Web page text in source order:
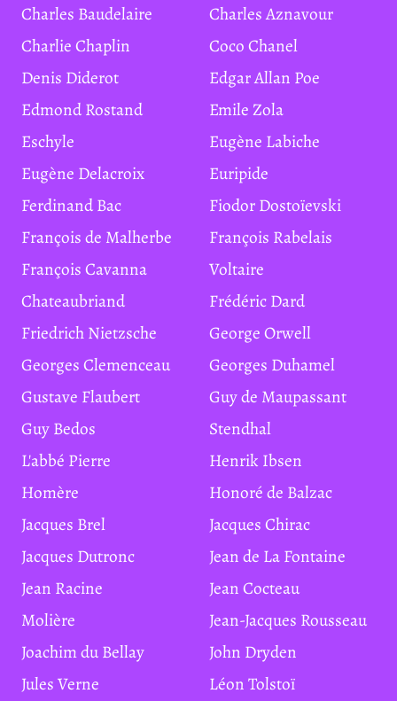
Charles Baudelaire
Charles Aznavour
Charlie Chaplin
Coco Chanel
Denis Diderot
Edgar Allan Poe
Edmond Rostand
Emile Zola
Eschyle
Eugène Labiche
Eugène Delacroix
Euripide
Ferdinand Bac
Fiodor Dostoïevski
François de Malherbe
François Rabelais
François Cavanna
Voltaire
Chateaubriand
Frédéric Dard
Friedrich Nietzsche
George Orwell
Georges Clemenceau
Georges Duhamel
Gustave Flaubert
Guy de Maupassant
Guy Bedos
Stendhal
L'abbé Pierre
Henrik Ibsen
Homère
Honoré de Balzac
Jacques Brel
Jacques Chirac
Jacques Dutronc
Jean de La Fontaine
Jean Racine
Jean Cocteau
Molière
Jean-Jacques Rousseau
Joachim du Bellay
John Dryden
Jules Verne
Léon Tolstoï